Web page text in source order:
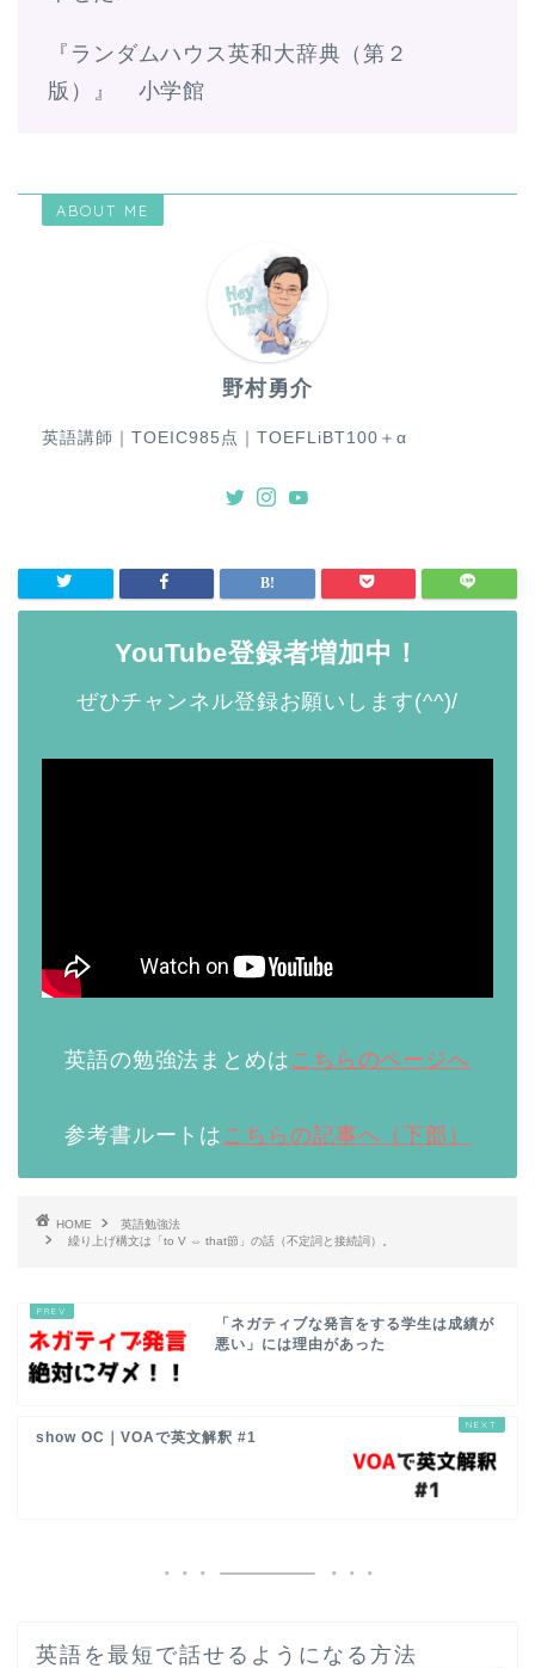
『ランダムハウス英和大辞典（第２
版）』 小学館
ABOUT ME
野村勇介
英語講師｜TOEIC985点｜TOEFLiBT100＋α
YouTube登録者増加中！
ぜひチャンネル登録お願いします(^^)/
英語の勉強法まとめは こちらのページへ
参考書ルートは こちらの記事へ（下部）
HOME
英語勉強法
繰り上げ構文は「to V ⇔ that節」の話（不定詞と接続詞）。
「ネガティブな発言をする学生は成績が
悪い」には理由があった
show OC｜VOAで英文解釈 #1
英語を最短で話せるようになる方法